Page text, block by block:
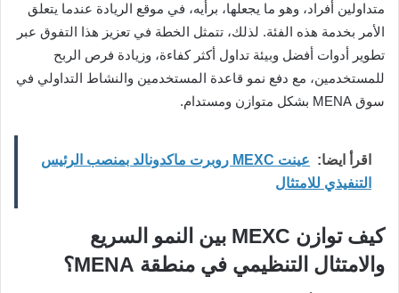
متداولين أفراد، وهو ما يجعلها، برأيه، في موقع الريادة عندما يتعلق
الأمر بخدمة هذه الفئة. لذلك، تتمثل الخطة في تعزيز هذا التفوق عبر
تطوير أدوات أفضل وبيئة تداول أكثر كفاءة، وزيادة فرص الربح
للمستخدمين، مع دفع نمو قاعدة المستخدمين والنشاط التداولي في
سوق MENA بشكل متوازن ومستدام.
اقرأ ايضا:
عينت MEXC روبرت ماكدونالد بمنصب الرئيس
التنفيذي للامتثال
كيف توازن MEXC بين النمو السريع
والامتثال التنظيمي في منطقة MENA؟